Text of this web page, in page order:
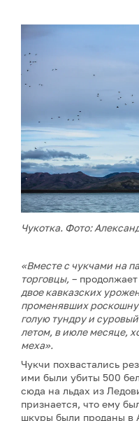
Чукотка. Фото:
«Вместе с чукчами на
торговцы, –
двое кавказских
променявших
голую тундру и
летом, в июле месяце,
меха».
Чукчи похвастались
ими были убиты 500
сюда на льдах из
признается, что ему
шкуры были проданы в